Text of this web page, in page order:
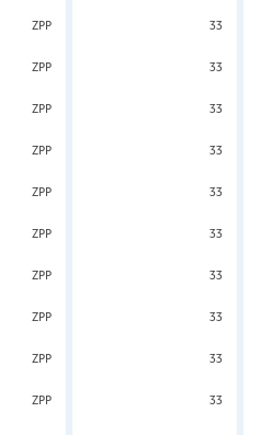
ZPP 33
ZPP 33
ZPP 33
ZPP 33
ZPP 33
ZPP 33
ZPP 33
ZPP 33
ZPP 33
ZPP 33